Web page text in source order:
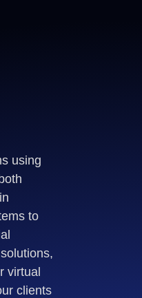
using
to
virtual
clients